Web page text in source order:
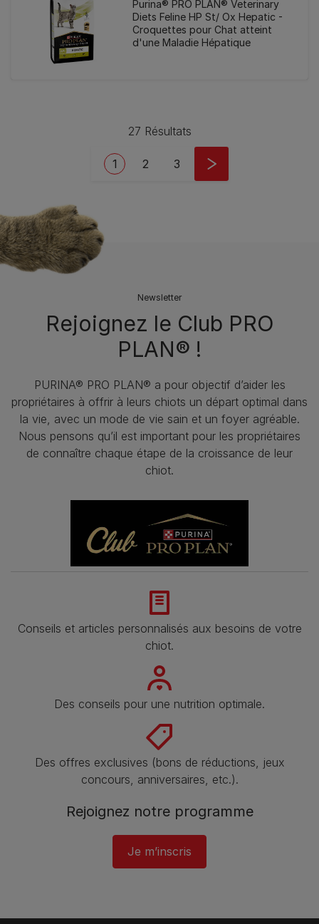
Purina® PRO PLAN® Veterinary
Diets Feline HP St/ Ox Hepatic -
Croquettes pour Chat atteint
d'une Maladie Hépatique
27 Résultats
Current page
1 Page
2 Page
3
Newsletter
Rejoignez le Club PRO
PLAN® !
PURINA® PRO PLAN® a pour objectif d’aider les
propriétaires à offrir à leurs chiots un départ optimal dans
la vie, avec un mode de vie sain et un foyer agréable.
Nous pensons qu’il est important pour les propriétaires
de connaître chaque étape de la croissance de leur
chiot.
Conseils et articles personnalisés aux besoins de votre
chiot.
Des conseils pour une nutrition optimale.
Des offres exclusives (bons de réductions, jeux
concours, anniversaires, etc.).
Rejoignez notre programme​
Je m’inscris